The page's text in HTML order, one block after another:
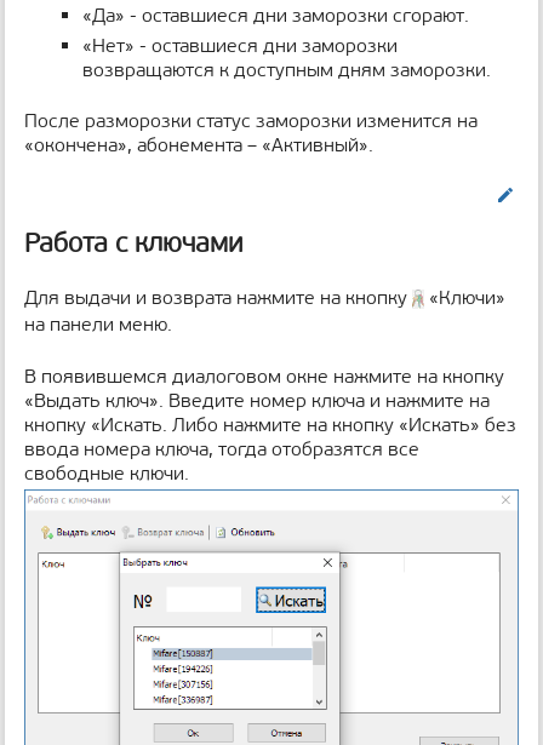
«Да» - оставшиеся дни заморозки сгорают.
«Нет» - оставшиеся дни заморозки
возвращаются к доступным дням заморозки.
После разморозки статус заморозки изменится на
«окончена», абонемента – «Активный».
Работа с ключами
Для выдачи и возврата нажмите на кнопку
«Ключи»
на панели меню.
В появившемся диалоговом окне нажмите на кнопку
«Выдать ключ». Введите номер ключа и нажмите на
кнопку «Искать. Либо нажмите на кнопку «Искать» без
ввода номера ключа, тогда отобразятся все
свободные ключи.